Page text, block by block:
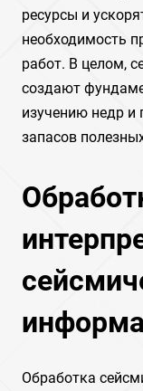
ресурсы и
необходимость
работ. В целом,
создают
изучению недр и
запасов
Обработка